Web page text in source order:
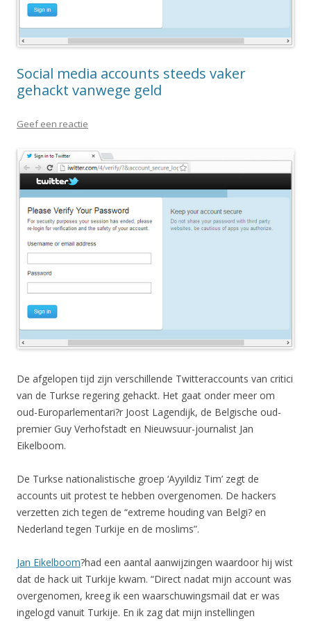
Social media accounts steeds vaker
gehackt vanwege geld
Geef een reactie
De afgelopen tijd zijn verschillende Twitteraccounts van critici
van de Turkse regering gehackt. Het gaat onder meer om
oud-Europarlementari?r Joost Lagendijk, de Belgische oud-
premier Guy Verhofstadt en Nieuwsuur-journalist Jan
Eikelboom.
De Turkse nationalistische groep ‘Ayyildiz Tim’ zegt de
accounts uit protest te hebben overgenomen. De hackers
verzetten zich tegen de “extreme houding van Belgi? en
Nederland tegen Turkije en de moslims”.
Jan Eikelboom?had een aantal aanwijzingen waardoor hij wist
dat de hack uit Turkije kwam. “Direct nadat mijn account was
overgenomen, kreeg ik een waarschuwingsmail dat er was
ingelogd vanuit Turkije. En ik zag dat mijn instellingen